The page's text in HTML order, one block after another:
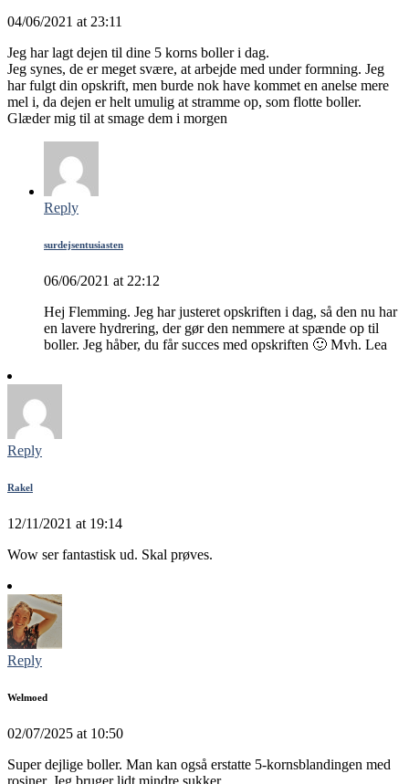
04/06/2021 at 23:11
Jeg har lagt dejen til dine 5 korns boller i dag.
Jeg synes, de er meget svære, at arbejde med under formning. Jeg
har fulgt din opskrift, men burde nok have kommet en anelse mere
mel i, da dejen er helt umulig at stramme op, som flotte boller.
Glæder mig til at smage dem i morgen
Reply
surdejsentusiasten
06/06/2021 at 22:12
Hej Flemming. Jeg har justeret opskriften i dag, så den nu har
en lavere hydrering, der gør den nemmere at spænde op til
boller. Jeg håber, du får succes med opskriften 🙂 Mvh. Lea
Reply
Rakel
12/11/2021 at 19:14
Wow ser fantastisk ud. Skal prøves.
Reply
Welmoed
02/07/2025 at 10:50
Super dejlige boller. Man kan også erstatte 5-kornsblandingen med
rosiner. Jeg bruger lidt mindre sukker.